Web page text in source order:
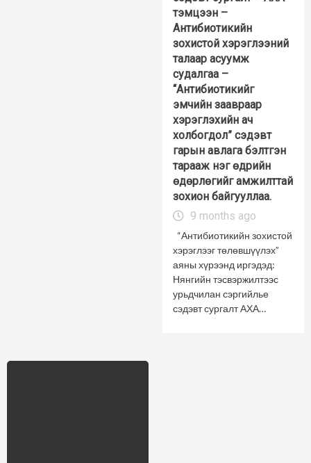
тэмцээн –
Антибиотикийн
зохистой хэрэглээний
талаар асуумж
судалгаа –
“Антибиотикийг
эмчийн заавраар
хэрэглэхийн ач
холбогдол” сэдэвт
гарын авлага бэлтгэн
тарааж нэг өдрийн
өдөрлөгийг амжилттай
зохион байгууллаа.
9 months ago
“Антибиотикийн зохистой
хэрэглээг төлөвшүүлэх”
аяны хүрээнд иргэдэд:
Нянгийн тэсвэржилтээс
урьдчилан сэргийлье
сэдэвт сургалт АХА…